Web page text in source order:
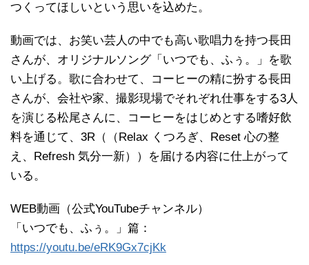
つくってほしいという思いを込めた。
動画では、お笑い芸人の中でも高い歌唱力を持つ長田
さんが、オリジナルソング「いつでも、ふぅ。」を歌
い上げる。歌に合わせて、コーヒーの精に扮する長田
さんが、会社や家、撮影現場でそれぞれ仕事をする3人
を演じる松尾さんに、コーヒーをはじめとする嗜好飲
料を通じて、3R（（Relax くつろぎ、Reset 心の整
え、Refresh 気分一新））を届ける内容に仕上がって
いる。
WEB動画（公式YouTubeチャンネル）
「いつでも、ふぅ。」篇：
https://youtu.be/eRK9Gx7cjKk